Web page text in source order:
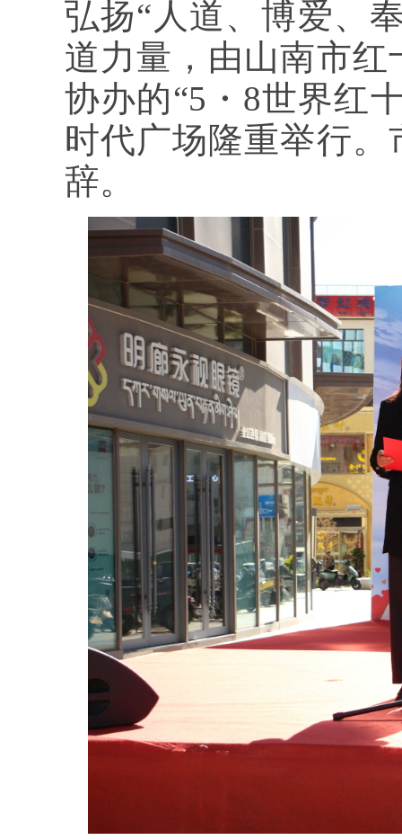
弘扬“人道、博爱、
道力量，由山南市
协办的“5・8世界红
时代广场隆重举行
辞。